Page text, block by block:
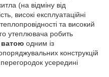
(на відміну від
високі експлуатаційні
та високий
утеплювача робить
ватою одним із
конструкцій
усередині